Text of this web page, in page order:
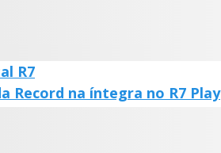
R7
Record na íntegra no R7 Play